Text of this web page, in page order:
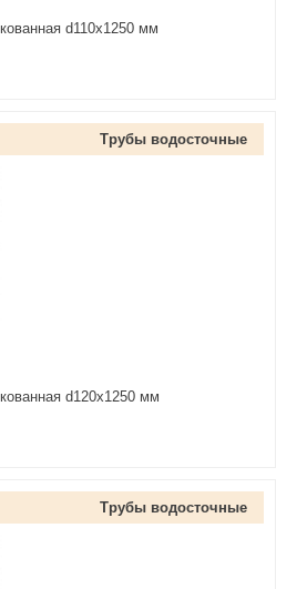
d110x1250 мм
Трубы водосточные
d120x1250 мм
Трубы водосточные